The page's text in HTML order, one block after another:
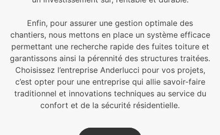
Enfin, pour assurer une gestion optimale des
chantiers, nous mettons en place un système efficace
permettant une recherche rapide des fuites toiture et
garantissons ainsi la pérennité des structures traitées.
Choisissez l’entreprise Anderlucci pour vos projets,
c’est opter pour une entreprise qui allie savoir-faire
traditionnel et innovations techniques au service du
confort et de la sécurité résidentielle.